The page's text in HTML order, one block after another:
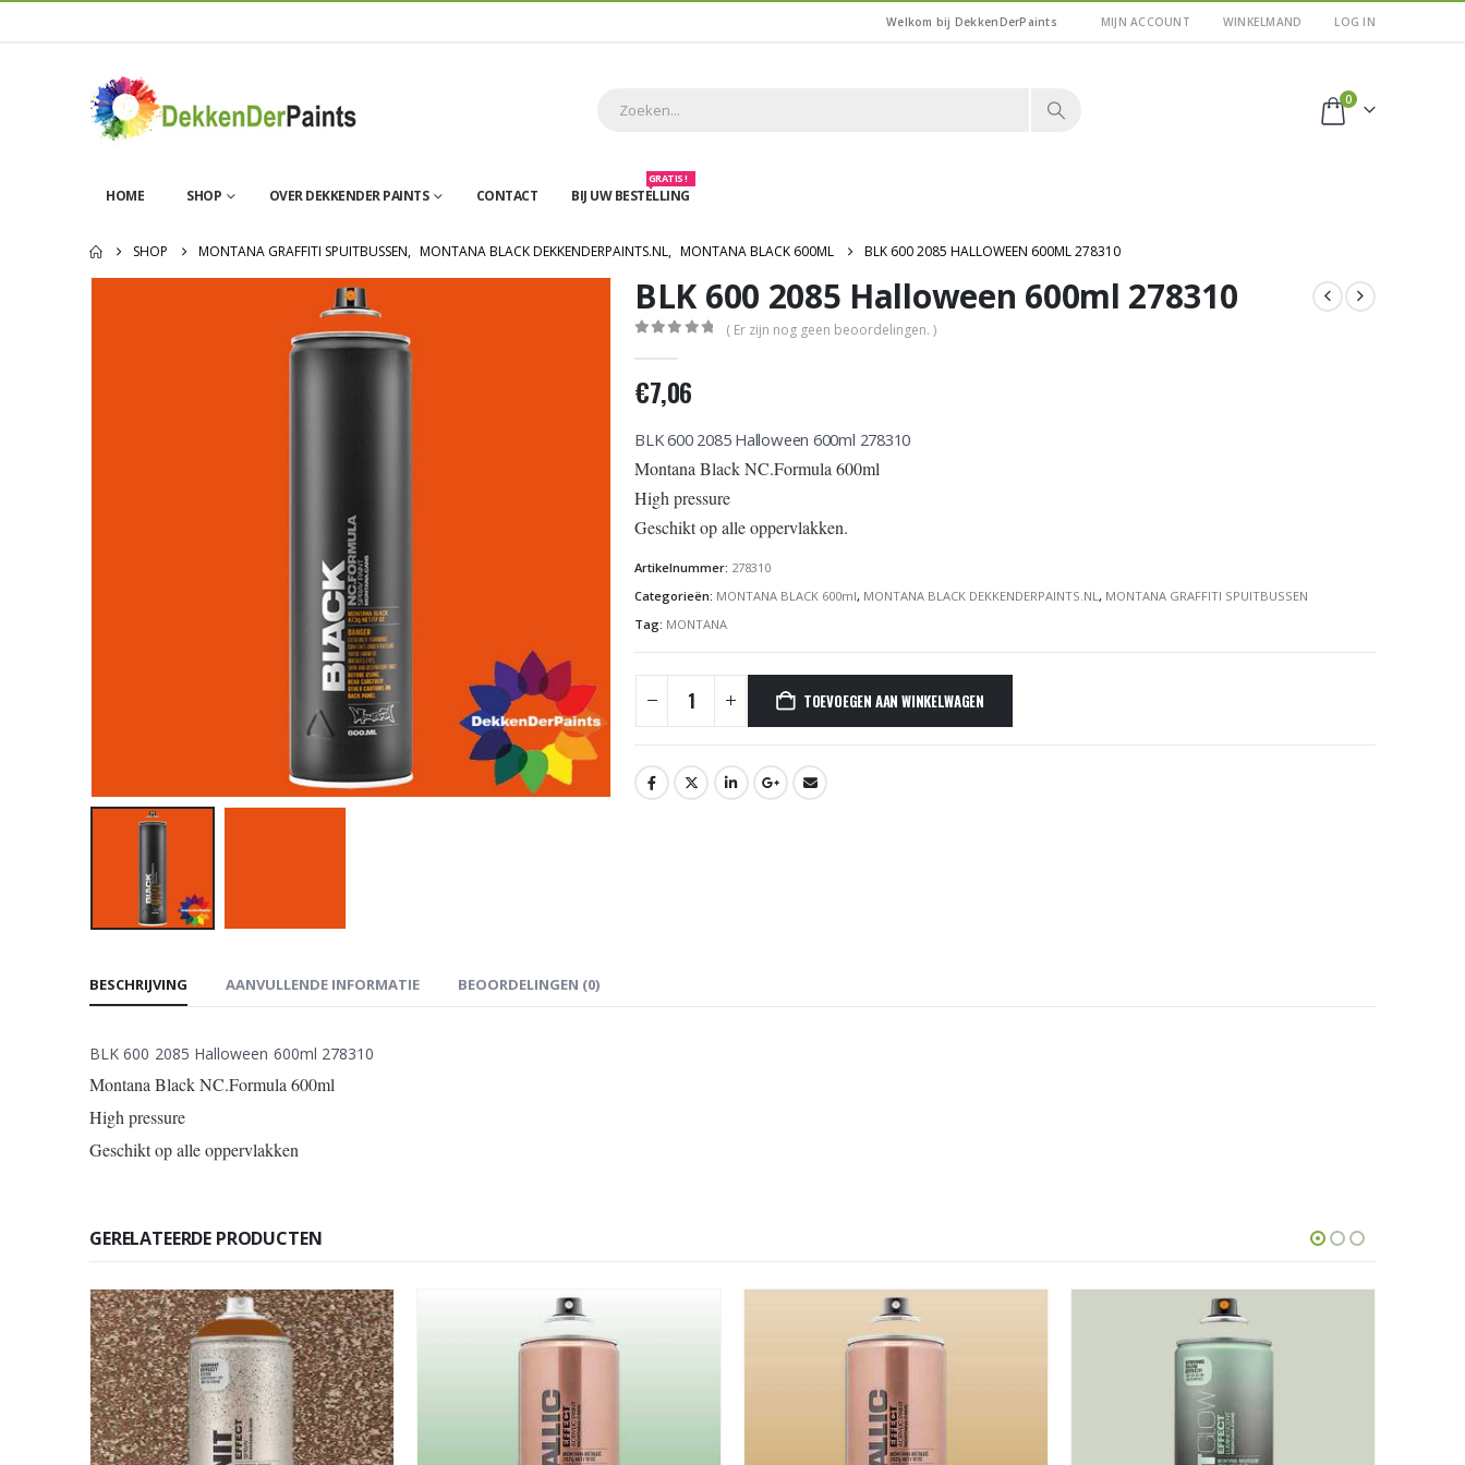
Welkom bij DekkenDerPaints MIJN ACCOUNT WINKELMAND LOG IN
0
HOME SHOP OVER DEKKENDER PAINTS CONTACT BIJ UW BESTELLING
GRATIS !
SHOP MONTANA GRAFFITI SPUITBUSSEN, MONTANA BLACK DEKKENDERPAINTS.NL, MONTANA BLACK 600ML BLK 600 2085 HALLOWEEN 600ML 278310
BLK 600 2085 Halloween 600ml 278310
( Er zijn nog geen beoordelingen. )
€7,06
BLK 600 2085 Halloween 600ml 278310
Montana Black NC.Formula 600ml
High pressure
Geschikt op alle oppervlakken.
Artikelnummer: 278310
Categorieën: MONTANA BLACK 600ml, MONTANA BLACK DEKKENDERPAINTS.NL, MONTANA GRAFFITI SPUITBUSSEN
Tag: MONTANA
TOEVOEGEN AAN WINKELWAGEN
BESCHRIJVING AANVULLENDE INFORMATIE BEOORDELINGEN (0)
BLK 600 2085 Halloween 600ml 278310
Montana Black NC.Formula 600ml
High pressure
Geschikt op alle oppervlakken
GERELATEERDE PRODUCTEN